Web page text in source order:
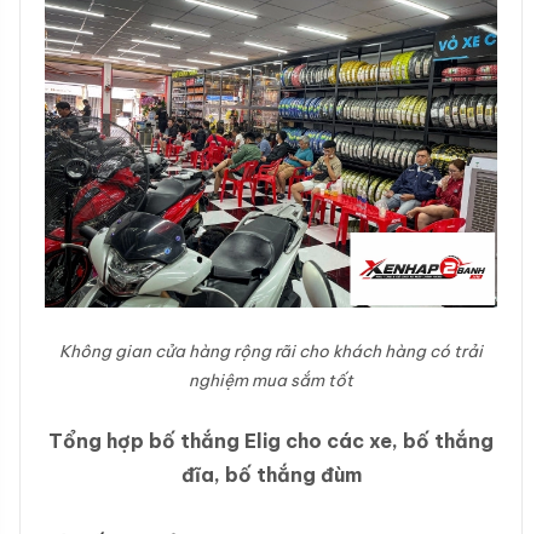
Không gian cửa hàng rộng rãi cho khách hàng có trải
nghiệm mua sắm tốt
Tổng hợp bố thắng Elig cho các xe, bố thắng
đĩa, bố thắng đùm